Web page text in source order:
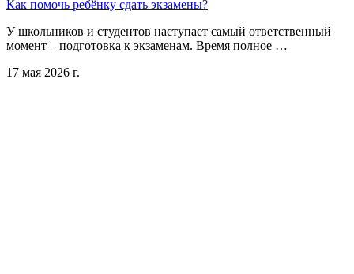
Как помочь ребёнку сдать экзамены?
У школьников и студентов наступает самый ответственный
момент – подготовка к экзаменам. Время полное …
17 мая 2026 г.